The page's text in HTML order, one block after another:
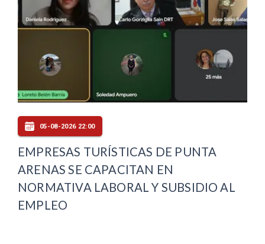
05-08-2026 22:00
EMPRESAS TURÍSTICAS DE PUNTA
ARENAS SE CAPACITAN EN
NORMATIVA LABORAL Y SUBSIDIO AL
EMPLEO